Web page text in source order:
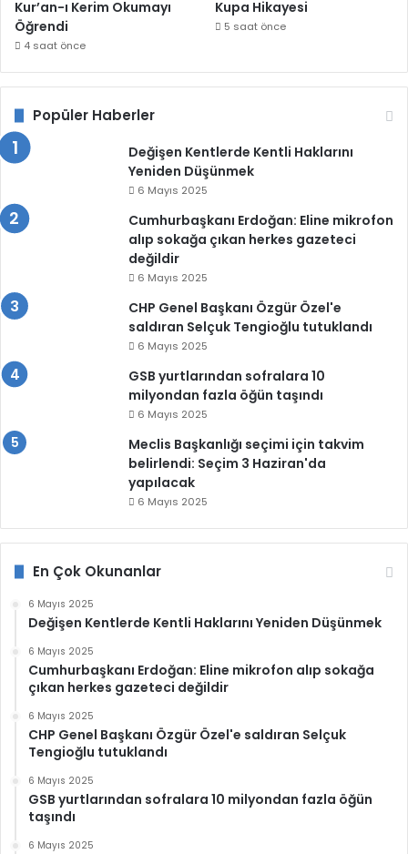
Kur’an-ı Kerim Okumayı
Öğrendi
4 saat önce
Kupa Hikayesi
5 saat önce
Popüler Haberler
Değişen Kentlerde Kentli Haklarını
Yeniden Düşünmek
6 Mayıs 2025
Cumhurbaşkanı Erdoğan: Eline mikrofon
alıp sokağa çıkan herkes gazeteci
değildir
6 Mayıs 2025
CHP Genel Başkanı Özgür Özel'e
saldıran Selçuk Tengioğlu tutuklandı
6 Mayıs 2025
GSB yurtlarından sofralara 10
milyondan fazla öğün taşındı
6 Mayıs 2025
Meclis Başkanlığı seçimi için takvim
belirlendi: Seçim 3 Haziran'da
yapılacak
6 Mayıs 2025
En Çok Okunanlar
6 Mayıs 2025
Değişen Kentlerde Kentli Haklarını Yeniden Düşünmek
6 Mayıs 2025
Cumhurbaşkanı Erdoğan: Eline mikrofon alıp sokağa
çıkan herkes gazeteci değildir
6 Mayıs 2025
CHP Genel Başkanı Özgür Özel'e saldıran Selçuk
Tengioğlu tutuklandı
6 Mayıs 2025
GSB yurtlarından sofralara 10 milyondan fazla öğün
taşındı
6 Mayıs 2025